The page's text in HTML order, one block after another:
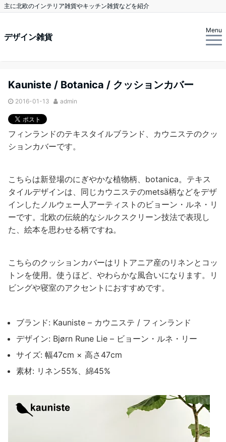
主に北欧のインテリア雑貨やキッチン雑貨などを紹介
デザイン雑貨
Menu
Kauniste / Botanica / クッションカバー
2016-01-13 admin
フィンランドのテキスタイルブランド、カウニステのクッ
ションカバーです。
こちらは新登場のにぎやかな植物柄、botanica。テキス
タイルデザインは、同じカウニステのmetsä柄などをデザ
インしたノルウェー人アーティストのビョーン・ルネ・リ
ーです。北欧の伝統的なシルクスクリーン技法で表現し
た、絵本を思わせる柄ですね。
こちらのクッションカバーはリトアニア産のリネンとコッ
トンを使用。使うほど、やわらかな風合いになります。リ
ビングや寝室のアクセントにおすすめです。
ブランド: Kauniste – カウニステ / フィンランド
デザイン: Bjørn Rune Lie – ビョーン・ルネ・リー
サイズ: 幅47cm × 高さ47cm
素材: リネン55%、綿45%